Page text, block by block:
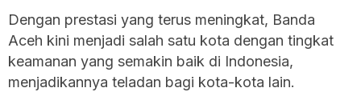
Dengan prestasi yang terus meningkat, Banda
Aceh kini menjadi salah satu kota dengan tingkat
keamanan yang semakin baik di Indonesia,
menjadikannya teladan bagi kota-kota lain.